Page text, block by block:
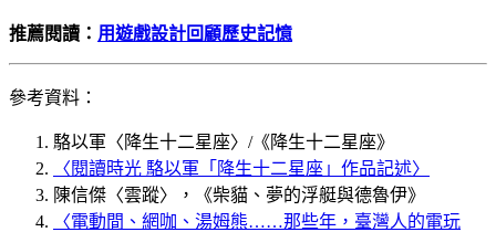
推薦閱讀： 用遊戲設計回顧歷史記憶
參考資料：
駱以軍〈降生十二星座〉/《降生十二星座》
〈閱讀時光 駱以軍「降生十二星座」作品記述〉
陳信傑〈雲蹤〉，《柴貓、夢的浮艇與德魯伊》
〈電動間、網咖、湯姆熊……那些年，臺灣人的電玩